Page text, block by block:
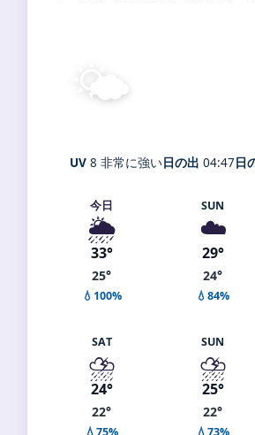
🌤️
UV 8 非常に強い日の出 04:47日
今日
🌦️
33°
25°
💧100%
SUN
☁️
29°
24°
💧84%
SAT
⛈️
24°
22°
💧75%
SUN
⛈️
25°
22°
💧73%